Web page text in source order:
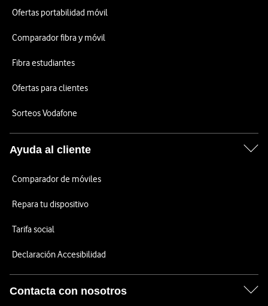
Ofertas portabilidad móvil
Comparador fibra y móvil
Fibra estudiantes
Ofertas para clientes
Sorteos Vodafone
Ayuda al cliente
Comparador de móviles
Repara tu dispositivo
Tarifa social
Declaración Accesibilidad
Contacta con nosotros